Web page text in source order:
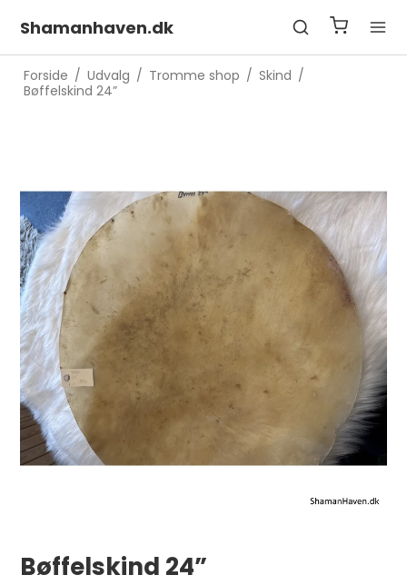
Shamanhaven.dk
Forside / Udvalg / Tromme shop / Skind /
Bøffelskind 24”
Bøffelskind 24”